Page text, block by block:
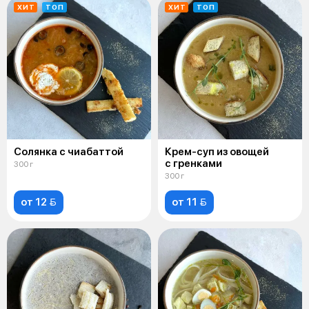
ХИТ ТОП
Солянка c чиабаттой
300 г
от 12 
ХИТ ТОП
Крем-суп из овощей
с гренками
300 г
от 11 